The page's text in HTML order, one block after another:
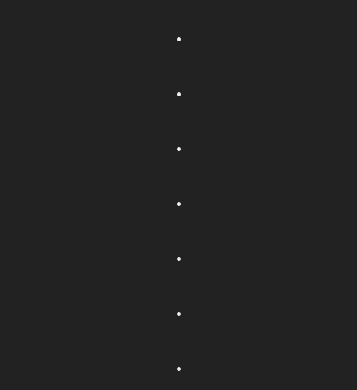
.
.
.
.
.
.
.